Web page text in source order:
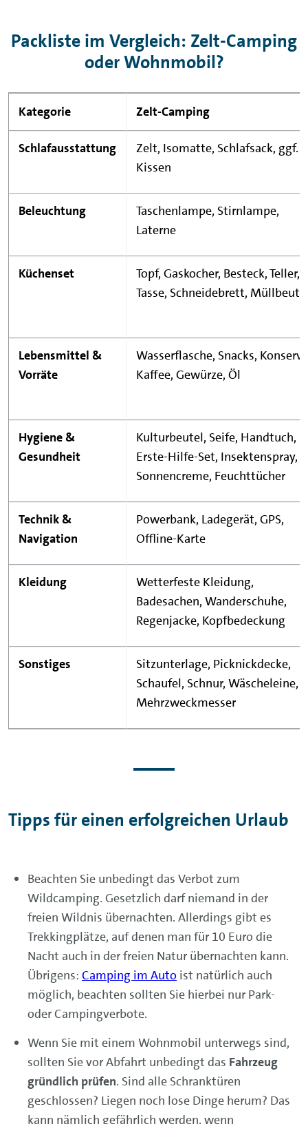
Packliste im Vergleich: Zelt-Camping
oder Wohnmobil?
Kategorie Zelt-Camping
Schlafausstattung
Zelt, Isomatte, Schlafsack, ggf.
Kissen
Beleuchtung
Taschenlampe, Stirnlampe,
Laterne
Küchenset
Topf, Gaskocher, Besteck, Teller,
Tasse, Schneidebrett,
Lebensmittel &
Vorräte
Wasserflasche, Snacks,
Kaffee, Gewürze, Öl
Hygiene &
Gesundheit
Kulturbeutel, Seife, Handtuch,
Erste-Hilfe-Set, Insektenspray,
Sonnencreme, Feuchttücher
Technik &
Navigation
Powerbank, Ladegerät, GPS,
Offline-Karte
Kleidung
Wetterfeste Kleidung,
Badesachen, Wanderschuhe,
Regenjacke, Kopfbedeckung
Sonstiges
Sitzunterlage, Picknickdecke,
Schaufel, Schnur, Wäscheleine,
Mehrzweckmesser
Tipps für einen erfolgreichen Urlaub
Beachten Sie unbedingt das Verbot zum
Wildcamping. Gesetzlich darf niemand in der
freien Wildnis übernachten. Allerdings gibt es
Trekkingplätze, auf denen man für 10 Euro die
Nacht auch in der freien Natur übernachten kann.
Übrigens: Camping im Auto ist natürlich auch
möglich, beachten sollten Sie hierbei nur Park-
oder Campingverbote.
Wenn Sie mit einem Wohnmobil unterwegs sind,
sollten Sie vor Abfahrt unbedingt das Fahrzeug
gründlich prüfen. Sind alle Schranktüren
geschlossen? Liegen noch lose Dinge herum? Das
kann nämlich gefährlich werden, wenn